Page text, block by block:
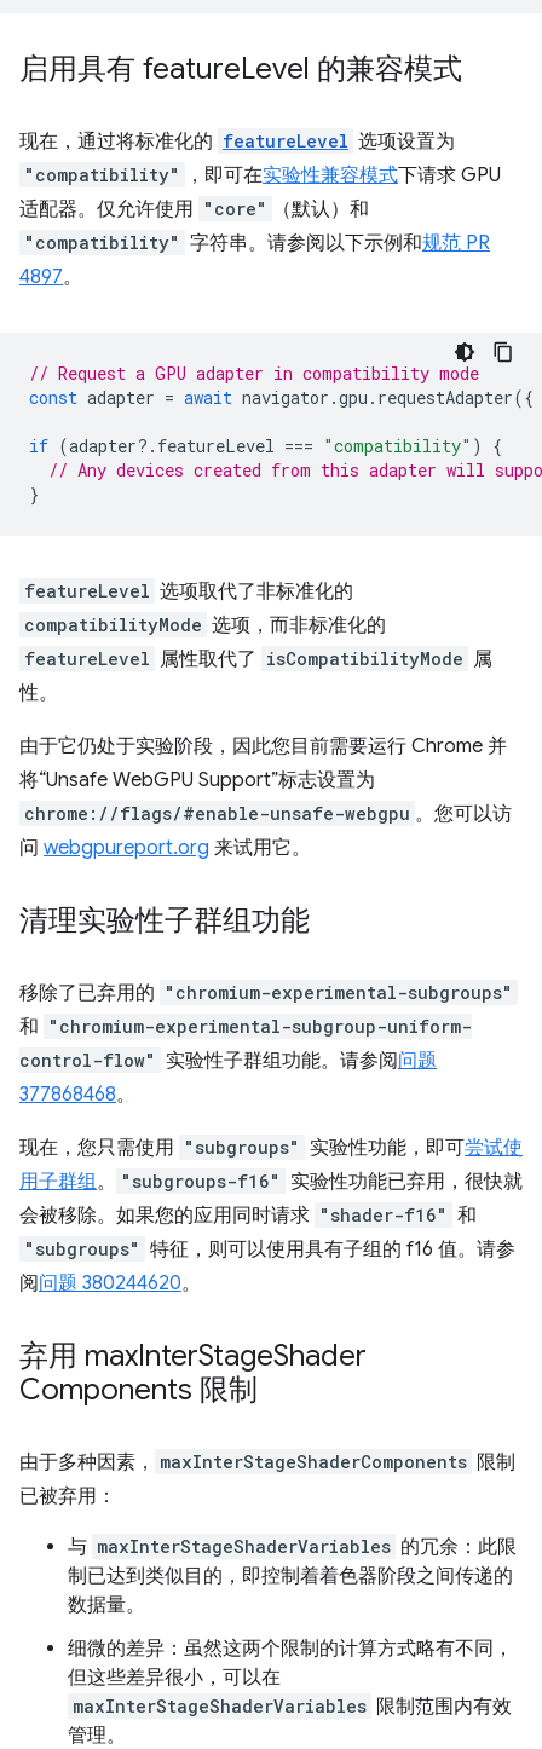
启用具有 featureLevel 的兼容模式
现在，通过将标准化的 featureLevel 选项设置为
"compatibility" ，即可在实验性兼容模式下请求 GPU
适配器。仅允许使用 "core" （默认）和
"compatibility" 字符串。请参阅以下示例和规范 PR
4897。
// Request a GPU adapter in compatibility mode
const adapter = await navigator .gpu . requestAdapter({
if (adapter? . featureLevel === "compatibility" )
{
// Any devices created from this adapter will
}
featureLevel 选项取代了非标准化的
compatibilityMode 选项，而非标准化的
featureLevel 属性取代了 isCompatibilityMode 属
性。
由于它仍处于实验阶段，因此您目前需要运行 Chrome 并
将“Unsafe WebGPU Support”标志设置为
chrome://flags/#enable-unsafe-webgpu 。您可以访
问 webgpureport.org 来试用它。
清理实验性子群组功能
移除了已弃用的 "chromium-experimental-subgroups"
和 "chromium-experimental-subgroup-uniform-
control-flow"
实验性子群组功能。请参阅问题
377868468。
现在，您只需使用 "subgroups" 实验性功能，即可尝试使
用子群组。 "subgroups-f16"
实验性功能已弃用，很快就
会被移除。如果您的应用同时请求 "shader-f16" 和
"subgroups" 特征，则可以使用具有子组的 f16 值。请参
阅问题 380244620。
弃用 maxInterStageShader
Components 限制
由于多种因素， maxInterStageShaderComponents 限制
已被弃用：
与 maxInterStageShaderVariables 的冗余：此限
制已达到类似目的，即控制着着色器阶段之间传递的
数据量。
细微的差异：虽然这两个限制的计算方式略有不同，
但这些差异很小，可以在
maxInterStageShaderVariables 限制范围内有效
管理。